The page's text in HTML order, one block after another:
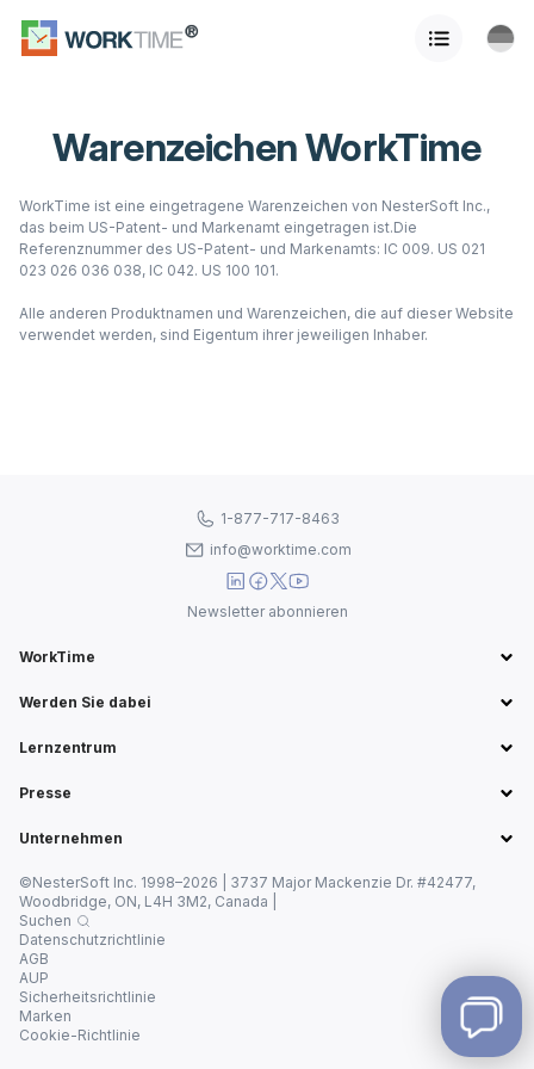
Warenzeichen WorkTime
WorkTime ist eine eingetragene Warenzeichen von NesterSoft Inc.,
das beim US-Patent- und Markenamt eingetragen ist.Die
Referenznummer des US-Patent- und Markenamts: IC 009. US 021
023 026 036 038, IC 042. US 100 101.
Alle anderen Produktnamen und Warenzeichen, die auf dieser Website
verwendet werden, sind Eigentum ihrer jeweiligen Inhaber.
WorkTime
Werden Sie dabei
Lernzentrum
Presse
Unternehmen
1-877-717-8463
info@worktime.com
Newsletter abonnieren
©NesterSoft Inc. 1998–2026 | 3737 Major Mackenzie Dr. #42477,
Woodbridge, ON, L4H 3M2, Canada |
Suchen
Datenschutzrichtlinie
AGB
AUP
Sicherheitsrichtlinie
Marken
Cookie-Richtlinie